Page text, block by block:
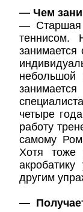
— Чем
— Старшая
теннисом.
четыре
работу
самому
Хотя тоже
другим
—